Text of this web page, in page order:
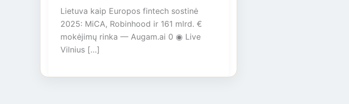
Lietuva kaip Europos fintech sostinė
2025: MiCA, Robinhood ir 161 mlrd. €
mokėjimų rinka — Augam.ai 0 ◉ Live
Vilnius […]